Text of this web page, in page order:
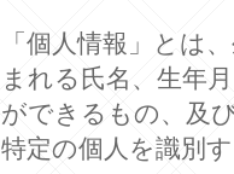
「個人情報」とは
まれる氏名、生年
ができるもの、及
特定の個人を識別